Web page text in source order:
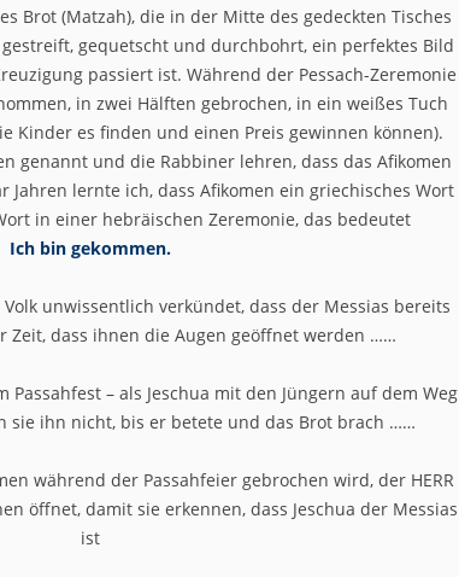
Brot (Matzah), die in der Mitte des gedeckten Tisches
gequetscht und durchbohrt, ein perfektes Bild
passiert ist. Während der Pessach-Zeremonie
in zwei Hälften gebrochen, in ein weißes Tuch
Kinder es finden und einen Preis gewinnen können).
genannt und die Rabbiner lehren, dass das Afikomen
Jahren lernte ich, dass Afikomen ein griechisches Wort
in einer hebräischen Zeremonie, das bedeutet
Ich bin gekommen.
unwissentlich verkündet, dass der Messias bereits
Zeit, dass ihnen die Augen geöffnet werden ……
Passahfest – als Jeschua mit den Jüngern auf dem Weg
sie ihn nicht, bis er betete und das Brot brach ……
während der Passahfeier gebrochen wird, der HERR
öffnet, damit sie erkennen, dass Jeschua der Messias
ist